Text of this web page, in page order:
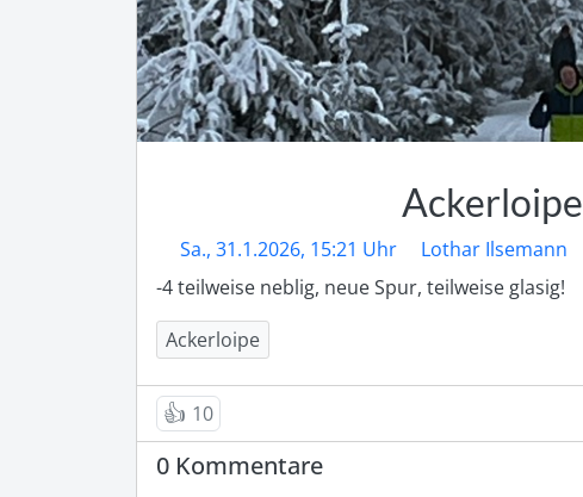
Ackerloipe
Sa., 31.1.2026, 15:21 Uhr
Lothar Ilsemann
-4 teilweise neblig, neue Spur, teilweise glasig!
Ackerloipe
👍 10
0 Kommentare